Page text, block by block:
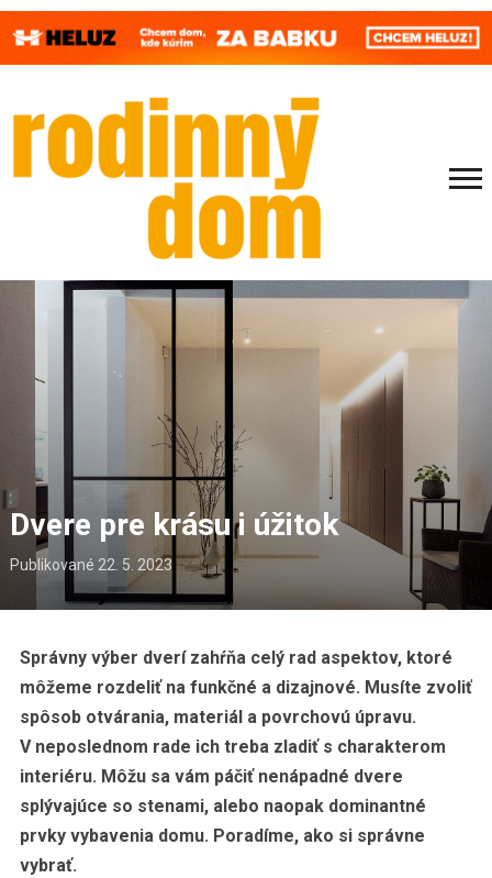
Dvere pre krásu i úžitok
Publikované 22. 5. 2023
Správny výber dverí zahŕňa celý rad aspektov, ktoré
môžeme rozdeliť na funkčné a dizajnové. Musíte zvoliť
spôsob otvárania, materiál a povrchovú úpravu.
V neposlednom rade ich treba zladiť s charakterom
interiéru. Môžu sa vám páčiť nenápadné dvere
splývajúce so stenami, alebo naopak dominantné
prvky vybavenia domu. Poradíme, ako si správne
vybrať.